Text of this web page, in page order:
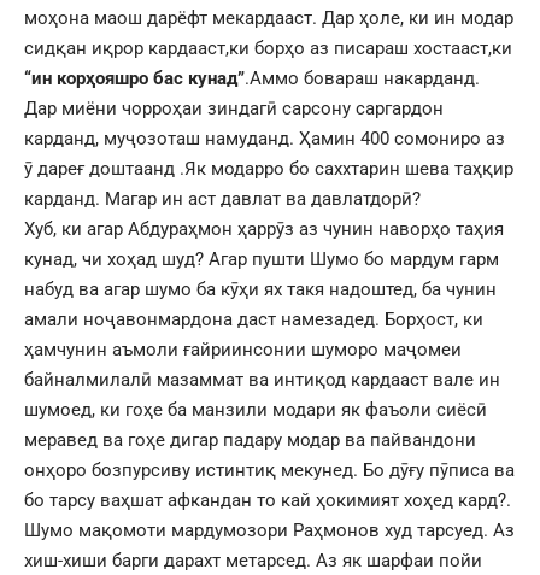
моҳона маош дарёфт мекардааст. Дар ҳоле, ки ин модар
сидқан иқрор кардааст,ки борҳо аз писараш хостааст,ки
“ин корҳояшро бас кунад”.Аммо бовараш накарданд.
Дар миёни чорроҳаи зиндагӣ сарсону саргардон
карданд, муҷозоташ намуданд. Ҳамин 400 сомониро аз
ӯ дареғ доштаанд .Як модарро бо саххтарин шева таҳқир
карданд. Магар ин аст давлат ва давлатдорӣ?
Хуб, ки агар Абдураҳмон ҳаррӯз аз чунин наворҳо таҳия
кунад, чи хоҳад шуд? Агар пушти Шумо бо мардум гарм
набуд ва агар шумо ба кӯҳи ях такя надоштед, ба чунин
амали ноҷавонмардона даст намезадед. Борҳост, ки
ҳамчунин аъмоли ғайриинсонии шуморо маҷомеи
байналмилалӣ мазаммат ва интиқод кардааст вале ин
шумоед, ки гоҳе ба манзили модари як фаъоли сиёсӣ
меравед ва гоҳе дигар падару модар ва пайвандони
онҳоро бозпурсиву истинтиқ мекунед. Бо дӯғу пӯписа ва
бо тарсу ваҳшат афкандан то кай ҳокимият хоҳед кард?.
Шумо мақомоти мардумозори Раҳмонов худ тарсуед. Аз
хиш-хиши барги дарахт метарсед. Аз як шарфаи пойи